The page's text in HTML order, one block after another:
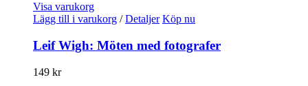
Visa varukorg
Lägg till i varukorg / Detaljer Köp nu
Leif Wigh: Möten med fotografer
149 kr